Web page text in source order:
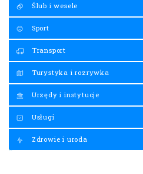
Ślub i wesele
Sport
Transport
Turystyka i rozrywka
Urzędy i instytucje
Usługi
Zdrowie i uroda